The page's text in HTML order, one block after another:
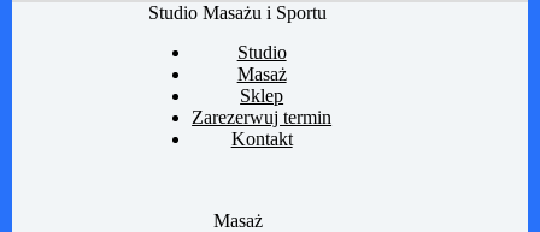
Studio Masażu i Sportu
Studio
Masaż
Sklep
Zarezerwuj termin
Kontakt
Masaż